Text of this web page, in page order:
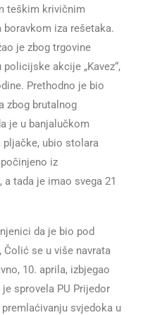
teškim krivičnim
iza rešetaka.
je zbog trgovine
akcije „Kavez“,
Prethodno je bio
zbog brutalnog
je u banjalučkom
pljačke, ubio stolara
iz
tada je imao svega 21
da je bio pod
Čolić se u više navrata
10. aprila, izbjegao
je sprovela PU Prijedor
svjedoka u